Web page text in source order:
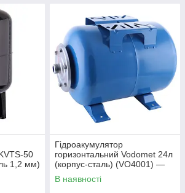
50
1,2 мм)
Гідроакумулятор
горизонтальний Vodomet 24л
(корпус-сталь) (VO4001) —
це високоякісне обладнання
для стабілізації тиску
В наявності